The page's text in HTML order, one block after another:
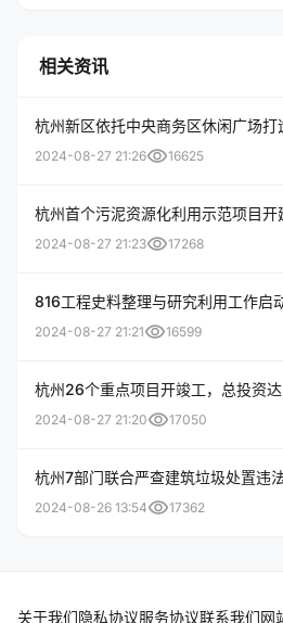
相关资讯
杭州新区依托中央商务区休闲广场打
2024-08-27 21:26visibility16625
杭州首个污泥资源化利用示范项目开
2024-08-27 21:23visibility17268
816工程史料整理与研究利用工作启
2024-08-27 21:21visibility16599
杭州26个重点项目开竣工，总投资达
2024-08-27 21:20visibility17050
杭州7部门联合严查建筑垃圾处置违
2024-08-26 13:54visibility17362
关于我们隐私协议服务协议联系我们网